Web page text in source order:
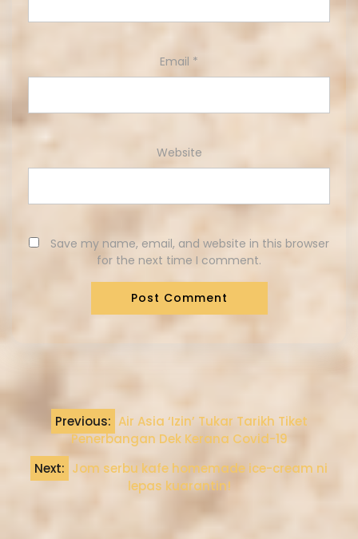
Email *
Website
Save my name, email, and website in this browser
for the next time I comment.
Previous: Air Asia ‘Izin’ Tukar Tarikh Tiket
Penerbangan Dek Kerana Covid-19
Next: Jom serbu kafe homemade ice-cream ni
lepas kuarantin!